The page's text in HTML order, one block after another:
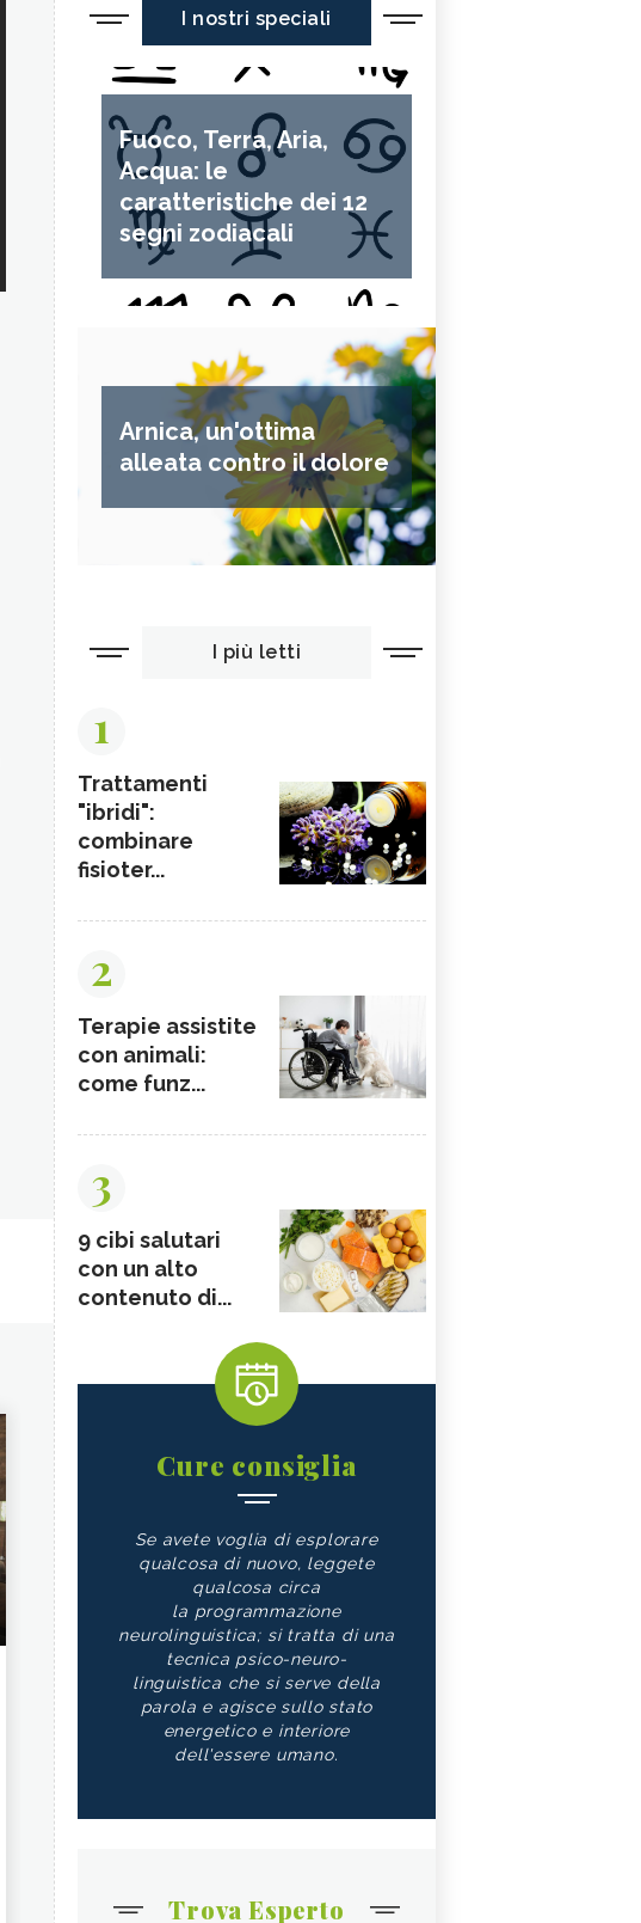
Il calzone con la cipolla
piatto povero ma molto saporito della
lucana
Un’idea per l’antipasto di Natale è farlo in versione mini.
Ingredienti per la pasta, che è quella della focaccia
> 600 grammi di farina di semola di grano duro
> 300 ml di acqua leggermente tiepida
> un cucchiaio di olio extravergine d’oliva
> 12 grammi di lievito di birra
> un cucchiaino di zucchero e un pizzico di sale
Preparazione
leggermente tiepida, un cucchiaio di olio extravergine d’oliva, il lievito di
cucchiaino di zucchero e un pizzico di sale. Impastare a mano o con
planetaria e far lievitare per almeno un paio d’ore.
ripieno
> 1,5 chili di cipollotti o
> una manciata di olive nere denocciolate,
> uva sultanina,
> sale, olio extravergine d’oliva.
Preparazione: far cuocere in forno le cipolla o in padella antiderente con
coperchio, a fuoco molto basso, con un goccio di olio. Aggiungere le
sultanina precedentemente ammollata in acqua (o in un liquore dolce), il
goccio di olio evo. Ripassare in padella e far asciugare benissimo il ripieno.
Stendere la pasta piuttosto sottile, dare una forma a triangolo o
farcire, chiudere bene e cuocere in forno a 180 gradi per circa 15 minuti.
può personalizzare la ricette aggiungendo semi di sesamo sulla superficie.
I nostri speciali
Fuoco, Terra, Aria,
Acqua: le
caratteristiche dei 12
segni zodiacali
Arnica, un'ottima
alleata contro il dolore
I più letti
1
Trattamenti
"ibridi":
combinare
fisioter...
2
Terapie assistite
con animali:
come funz...
3
9 cibi salutari
con un alto
contenuto di...
Cure consiglia
Se avete voglia di esplorare
qualcosa di nuovo, leggete
qualcosa circa
la programmazione
neurolinguistica; si tratta di una
tecnica psico-neuro-
linguistica che si serve della
parola e agisce sullo stato
energetico e interiore
dell'essere umano.
Trova Esperto